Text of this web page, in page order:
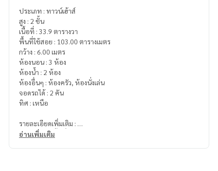
ประเภท : ทาวน์เฮ้าส์
สูง : 2 ชั้น
เนื้อที่ : 33.9 ตารางวา
พื้นที่ใช้สอย : 103.00 ตารางเมตร
กว้าง : 6.00 เมตร
ห้องนอน : 3 ห้อง
ห้องน้ำ : 2 ห้อง
ห้องอื่นๆ : ห้องครัว, ห้องนั่งเล่น
จอดรถได้ : 2 คัน
ทิศ : เหนือ
รายละเอียดเพิ่มเติม :
บ้านหลังมุม พื้นที่เยอะ ต่อเติมพร้อมอยู่ ในซอยมีแค่ 8 หลัง
อ่านเพิ่มเติม